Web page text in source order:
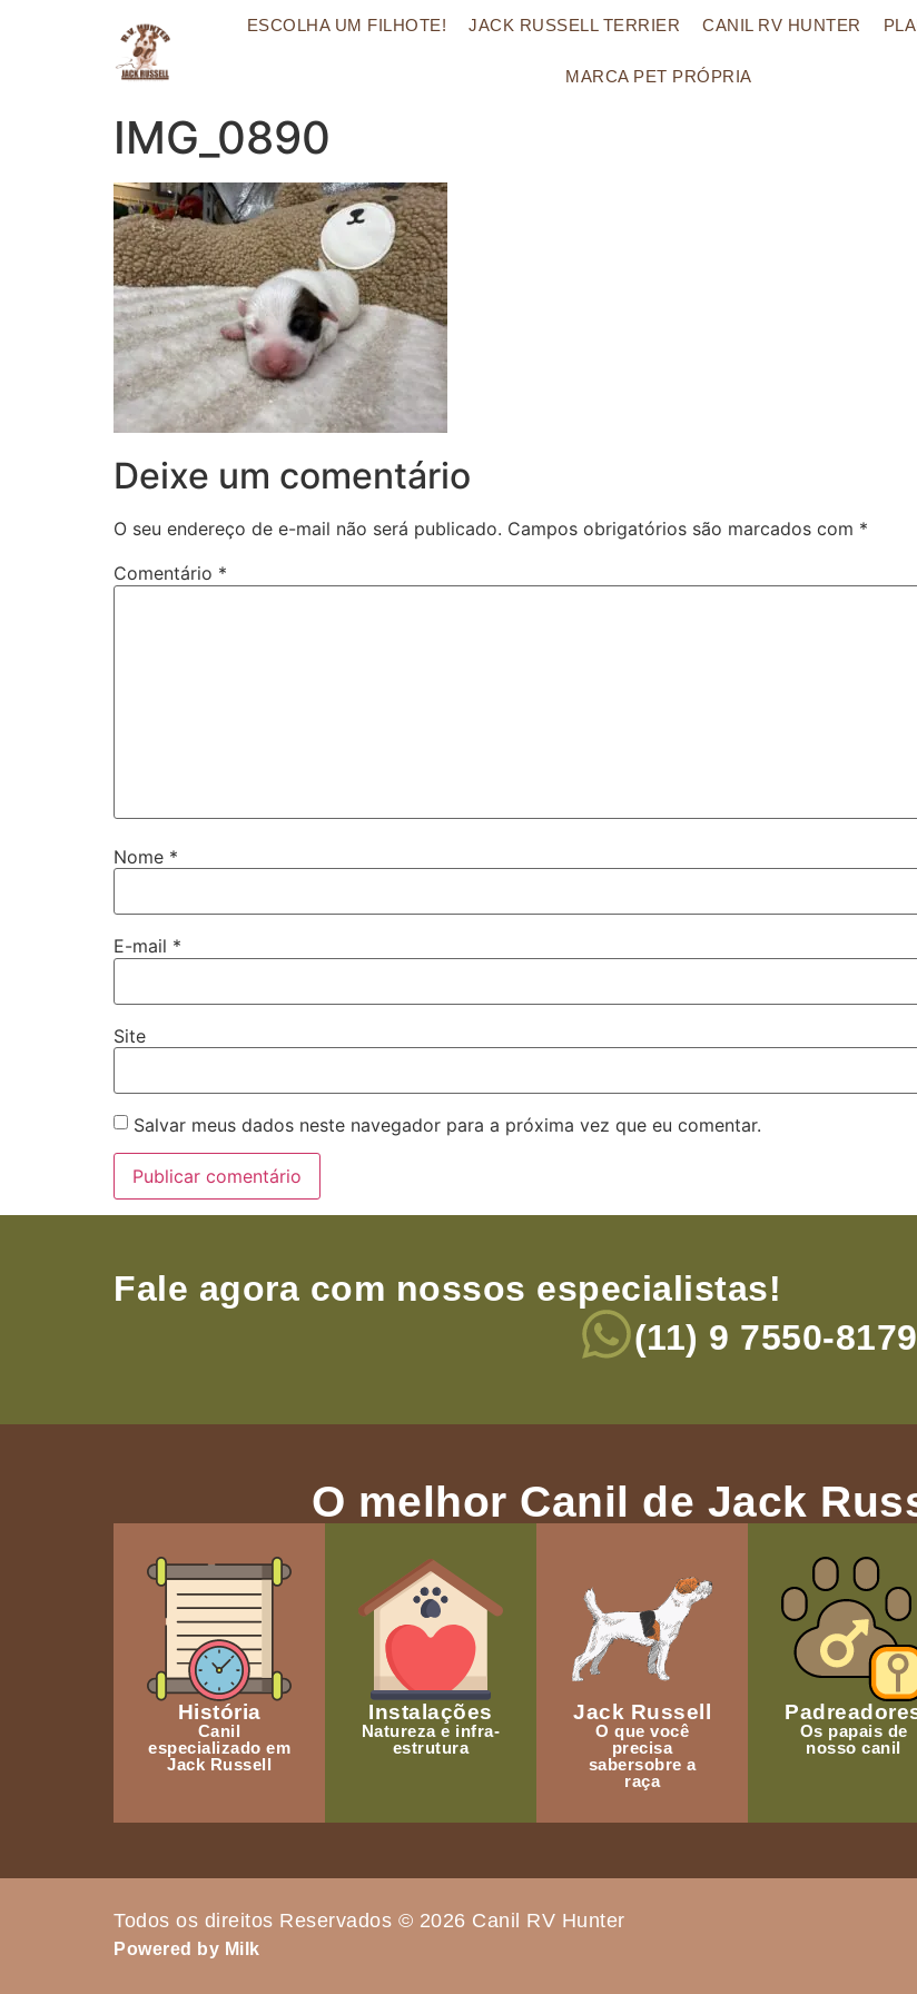
ESCOLHA UM FILHOTE! JACK RUSSELL TERRIER CANIL RV HUNTER
MARCA PET PRÓPRIA
IMG_0890
Deixe um comentário
O seu endereço de e-mail não será publicado. Campos obrigatórios são marcados com *
Comentário *
Nome *
E-mail *
Site
Salvar meus dados neste navegador para a próxima vez que eu comentar.
Fale agora com nossos especialistas!
(11) 9 7550-8179
O melhor Canil de Jack
História
Canil
especializado em
Jack Russell
Instalações
Natureza e infra-
estrutura
Jack Russell
O que você
precisa
sabersobre a
raça
Os papais de
nosso canil
Todos os direitos Reservados © 2026 Canil RV Hunter
Powered by Milk